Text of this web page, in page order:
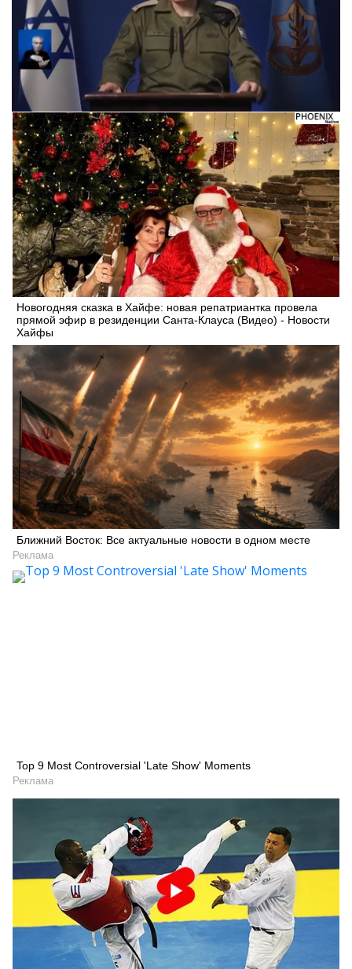
Следующее видео через 5 Отмена
Новогодняя сказка в Хайфе: новая репатриантка провела
прямой эфир в резиденции Санта-Клауса (Видео) - Новости
Хайфы
Ближний Восток: Все актуальные новости в одном месте
Реклама
Top 9 Most Controversial 'Late Show' Moments
Реклама